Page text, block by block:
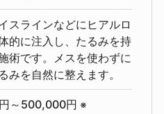
スラインなどにヒアルロ
的に注入し、たるみを持
術です。メスを使わずに
みを自然に整えます。
～500,000円 ※